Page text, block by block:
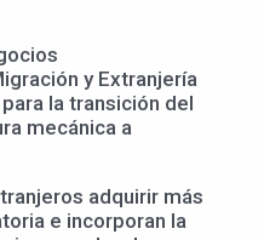
y Extranjería
la transición del
mecánica a
adquirir más
e incorporan la